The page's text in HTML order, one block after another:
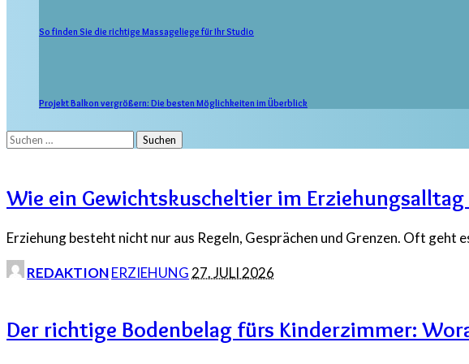
So finden Sie die richtige Massageliege für Ihr Studio
Projekt Balkon vergrößern: Die besten Möglichkeiten im Überblick
Suchen
Wie ein Gewichtskuscheltier im
Erziehung besteht nicht nur aus Regeln, Gesprächen und Grenzen. Oft
POSTED
REDAKTIONERZIEHUNG 27. JULI 2026
Der richtige Bodenbelag fürs Kinderzimmer: